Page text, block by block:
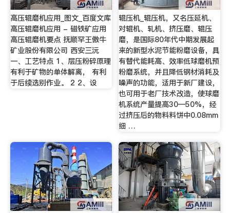
高压辊磨机应用_图文_百度文库
高压辊磨机应用 - 磁铁矿应用
高压辊磨机要点 抚顺罕王傲牛
矿业股份有限公司 西安三沅
一、工艺特点 1、层压粉碎原理
有利于矿物的单体解离， 有利
于后续选别作业。 2 2、设
辊压机_辊压机，又名压延机、
对辊机、轧机、挤压磨、辊压
磨，是国际80年代中期发展起
来的新型水泥节能粉磨设备，具
有替代能耗高、效率低球磨机预
粉磨系统，并且降低钢材消耗及
噪声的功能，适用于新厂建设，
也可用于老厂技术改造，使球磨
机系统产量提高30—50%，经
过挤压后的物料料饼中0.08mm
细 …